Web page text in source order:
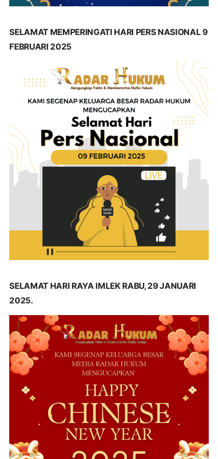
SELAMAT MEMPERINGATI HARI PERS NASIONAL 9
FEBRUARI 2025
SELAMAT HARI RAYA IMLEK RABU, 29 JANUARI
2025.